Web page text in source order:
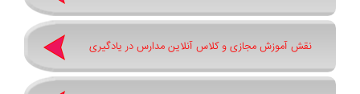
نقش آموزش مجازی و کلاس آنلاین مدارس در یادگیری